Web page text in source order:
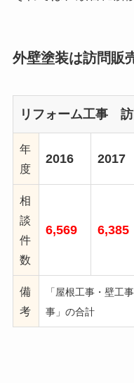
外壁塗装は訪問販
リフォーム工事
年
度
2016 2017
相
談
件
数
6,569 6,385
備
考
「屋根工事・壁工
事」の合計